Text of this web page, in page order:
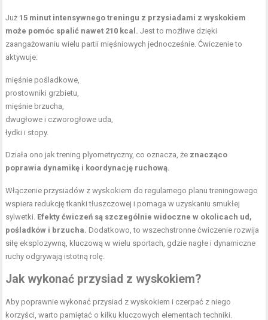
Już 15 minut intensywnego treningu z przysiadami z wyskokiem
może pomóc spalić nawet 210 kcal. Jest to możliwe dzięki
zaangażowaniu wielu partii mięśniowych jednocześnie. Ćwiczenie to
aktywuje:
mięśnie pośladkowe
prostowniki grzbietu
mięśnie brzucha,
dwugłowe i czworogłowe uda,
łydki i stopy.
Działa ono jak trening plyometryczny, co oznacza, że znacząco
poprawia dynamikę i koordynację ruchową.
Włączenie przysiadów z wyskokiem do regularnego planu treningowego
wspiera redukcję tkanki tłuszczowej i pomaga w uzyskaniu smukłej
sylwetki. Efekty ćwiczeń są szczególnie widoczne w okolicach ud,
pośladków i brzucha. Dodatkowo, to wszechstronne ćwiczenie rozwija
siłę eksplozywną, kluczową w wielu sportach, gdzie nagłe i dynamiczne
ruchy odgrywają istotną rolę.
Jak wykonać przysiad z wyskokiem?
Aby poprawnie wykonać przysiad z wyskokiem i czerpać z niego
korzyści, warto pamiętać o kilku kluczowych elementach techniki.